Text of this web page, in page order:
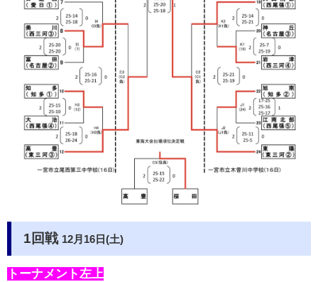
1回戦 12月16日(土)
トーナメント左上